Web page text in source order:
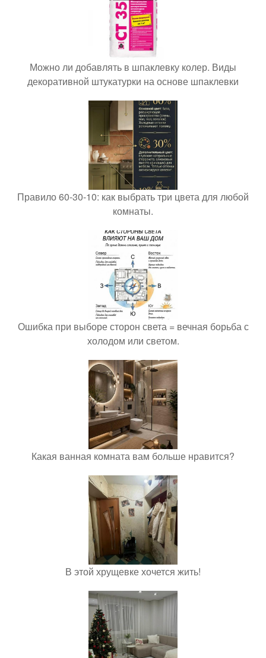
Можно ли добавлять в шпаклевку колер. Виды
декоративной штукатурки на основе шпаклевки
Правило 60-30-10: как выбрать три цвета для любой
комнаты.
Ошибка при выборе сторон света = вечная борьба с
холодом или светом.
Какая ванная комната вам больше нравится?
В этой хрущевке хочется жить!